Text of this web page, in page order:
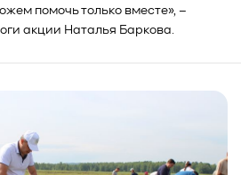
помочь только вместе», –
акции Наталья Баркова.